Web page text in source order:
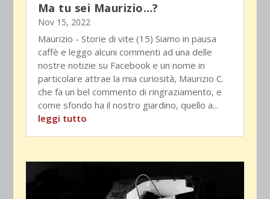
Ma tu sei Maurizio…?
Nov 15, 2022
Maurizio - Storie di vite (15) Siamo in pausa
caffè e leggo alcuni commenti ad una delle
nostre notizie su Facebook e un nome in
particolare attrae la mia curiosità, Maurizio C.
che fa un bel commento di ringraziamento, e
come sfondo ha il nostro giardino, quello a...
leggi tutto